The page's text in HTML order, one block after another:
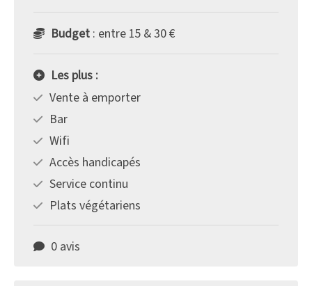
Budget : entre 15 & 30 €
Les plus :
Vente à emporter
Bar
Wifi
Accès handicapés
Service continu
Plats végétariens
0 avis